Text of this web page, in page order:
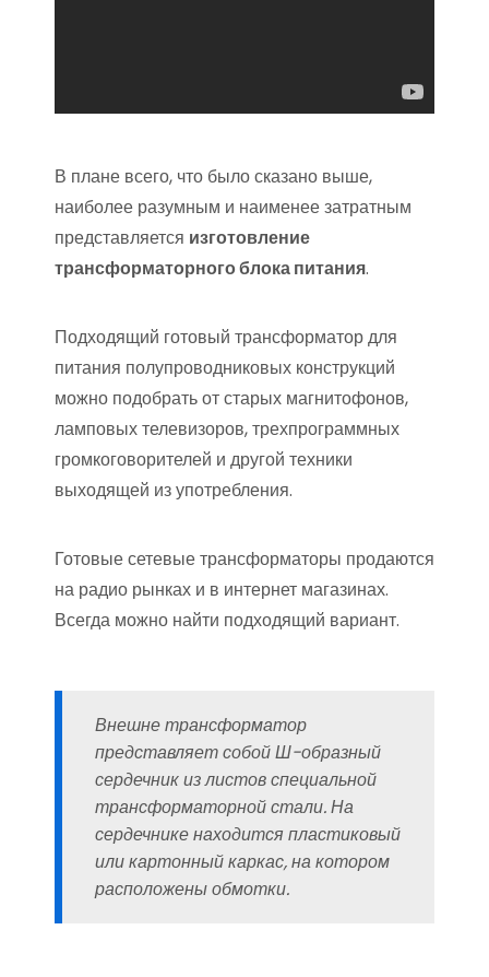
В плане всего, что было сказано выше,
наиболее разумным и наименее затратным
представляется изготовление
трансформаторного блока питания.
Подходящий готовый трансформатор для
питания полупроводниковых конструкций
можно подобрать от старых магнитофонов,
ламповых телевизоров, трехпрограммных
громкоговорителей и другой техники
выходящей из употребления.
Готовые сетевые трансформаторы продаются
на радио рынках и в интернет магазинах.
Всегда можно найти подходящий вариант.
Внешне трансформатор
представляет собой Ш-образный
сердечник из листов специальной
трансформаторной стали. На
сердечнике находится пластиковый
или картонный каркас, на котором
расположены обмотки.